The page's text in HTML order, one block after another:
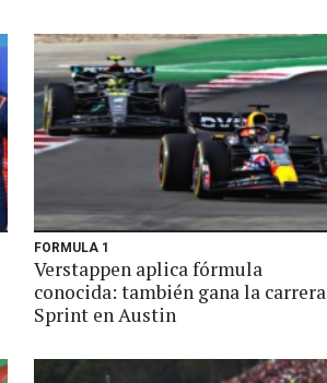
FORMULA 1
Verstappen aplica fórmula
conocida: también gana la carrera
Sprint en Austin